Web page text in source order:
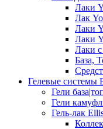
Лаки
Лак
Лаки
Лаки
Лаки
База,
Гелевые системы
Гели
Гели
Гель-лак